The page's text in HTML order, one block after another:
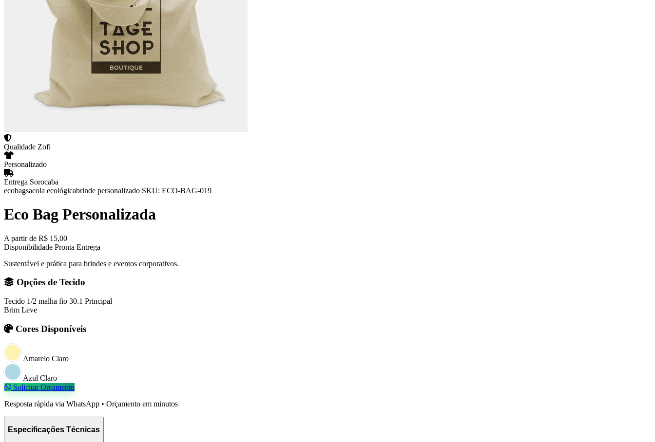
Qualidade Zofi
Personalizado
Entrega Sorocaba
ecobagsacola ecológicabrinde personalizado SKU: ECO-BAG-019
Eco Bag Personalizada
A partir de R$ 15,00
Disponibilidade Pronta Entrega
Sustentável e prática para brindes e eventos corporativos.
Opções de Tecido
Tecido 1/2 malha fio 30.1 Principal
Brim Leve
Cores Disponíveis
Amarelo Claro
Azul Claro
Solicitar Orçamento
Resposta rápida via WhatsApp • Orçamento em minutos
Especificações Técnicas